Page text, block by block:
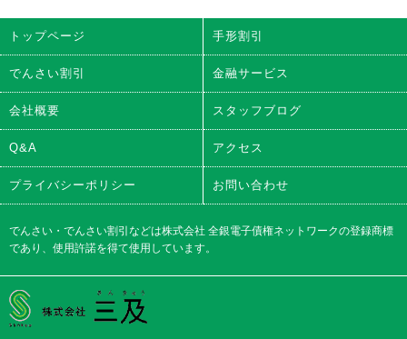
トップページ 手形割引
でんさい割引 金融サービス
会社概要 スタッフブログ
Q&A アクセス
プライバシーポリシー お問い合わせ
でんさい・でんさい割引などは株式会社 全銀電子債権ネットワークの登録商標
であり、使用許諾を得て使用しています。
株式会社三及